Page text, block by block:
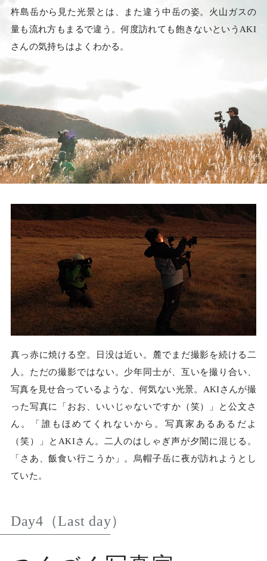
杵島岳から見た光景とは、また違う中岳の姿。火山ガスの
量も流れ方もまるで違う。何度訪れても飽きないというAKI
さんの気持ちはよくわかる。
真っ赤に焼ける空。日没は近い。麓でまだ撮影を続ける二
人。ただの撮影ではない。少年同士が、互いを撮り合い、
写真を見せ合っているような、何気ない光景。AKIさんが撮
った写真に「おお、いいじゃないですか（笑）」と公文さ
ん。「誰もほめてくれないから。写真家あるあるだよ
（笑）」とAKIさん。二人のはしゃぎ声が夕闇に混じる。
「さあ、飯食い行こうか」。烏帽子岳に夜が訪れようとし
ていた。
Day4（Last day）